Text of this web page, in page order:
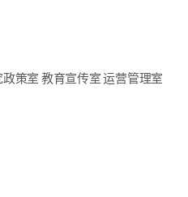
策室 教育宣传室 运营管理室